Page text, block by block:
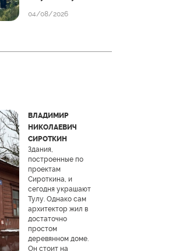
04/08/2026
ВЛАДИМИР
НИКОЛАЕВИЧ
СИРОТКИН
Здания,
построенные по
проектам
Сироткина, и
сегодня украшают
Тулу. Однако сам
архитектор жил в
достаточно
простом
деревянном доме.
Он стоит на